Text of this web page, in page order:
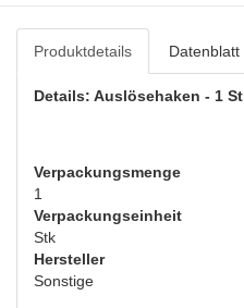
Produktdetails Datenblatt
Details: Auslösehaken - 1
Verpackungsmenge
1
Verpackungseinheit
Stk
Hersteller
Sonstige